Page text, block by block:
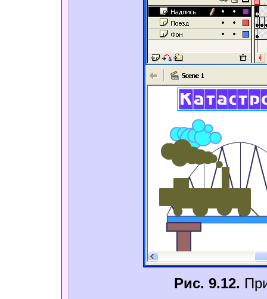
Рис. 9.12.